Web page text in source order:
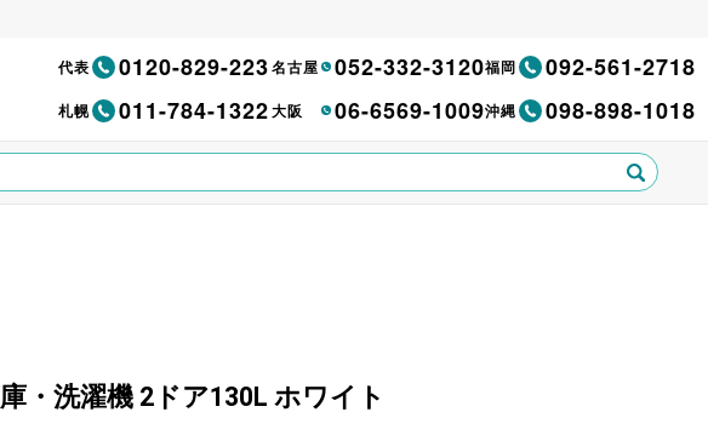
代表 0120-829-223名古屋 052-332-3120福岡 092-561-2718
札幌 011-784-1322大阪 06-6569-1009沖縄 098-898-1018
・洗濯機 2ドア130L ホワイト